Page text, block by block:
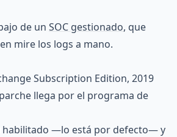
de un SOC gestionado, que
mire los logs a mano.
Subscription Edition, 2019
llega por el programa de
habilitado —lo está por defecto— y